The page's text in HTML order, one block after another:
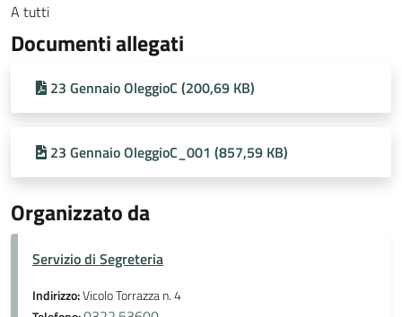
A tutti
Documenti allegati
23 Gennaio OleggioC (200,69 KB)
23 Gennaio OleggioC_001 (857,59 KB)
Organizzato da
Servizio di Segreteria
Indirizzo:Vicolo Torrazza n. 4